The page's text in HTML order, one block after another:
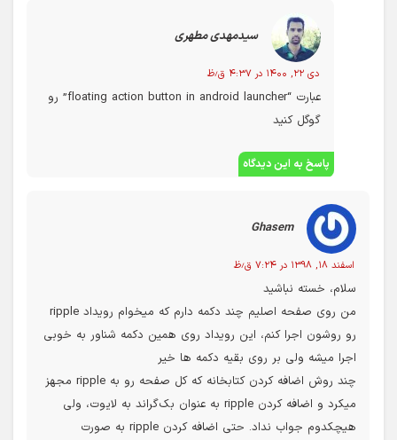
سیدمهدی مطهری
دی ۲۲, ۱۴۰۰ در ۴:۳۷ ق٫ظ
عبارت “floating action button in android launcher” رو
گوگل کنید
پاسخ به این دیدگاه
Ghasem
اسفند ۱۸, ۱۳۹۸ در ۷:۲۴ ق٫ظ
سلام، خسته نباشید
من روی صفحه اصلیم چند دکمه دارم که میخوام رویداد ripple
رو روشون اجرا کنم، این رویداد روی همین دکمه شناور به خوبی
اجرا میشه ولی بر روی بقیه دکمه ها خیر
چند روش اضافه کردن کتابخانه که کل صفحه رو به ripple مجهز
میکرد و اضافه کردن ripple به عنوان بک‌گراند به لایوت، ولی
هیچکدوم جواب نداد. حتی اضافه کردن ripple به صورت